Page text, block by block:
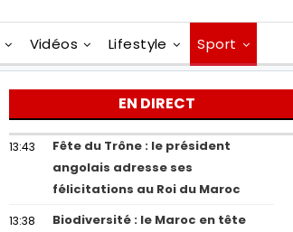
Vidéos Lifestyle Sport
EN DIRECT
13:43
Fête du Trône : le président
angolais adresse ses
félicitations au Roi du Maroc
13:38
Biodiversité : le Maroc en tête